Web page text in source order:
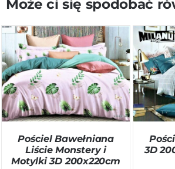
Może ci się spodobać
DODAJ DO KOSZYKA
/
SZCZEGÓŁY
Pościel Bawełniana
Liście Monstery i
Motylki 3D 200x220cm
3D